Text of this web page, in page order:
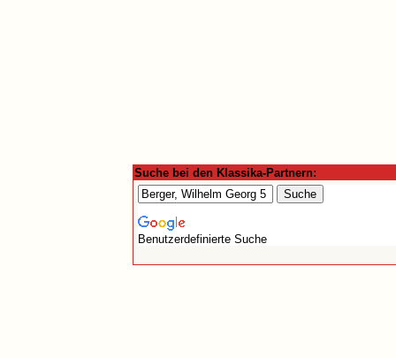
Suche bei den Klassika-Partnern:
Benutzerdefinierte Suche